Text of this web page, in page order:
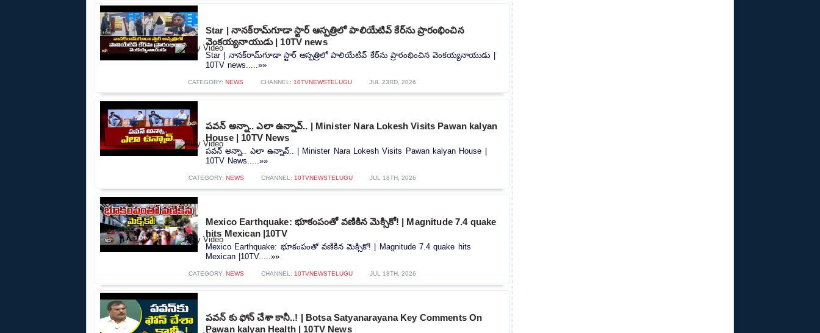
Star | నానక్‌రామ్‌గూడా స్టార్ ఆస్పత్రిలో పాలియేటివ్ కేర్‌ను ప్రారంభించిన
వెంకయ్యనాయుడు | 10TV news
Star | నానక్‌రామ్‌గూడా స్టార్ ఆస్పత్రిలో పాలియేటివ్ కేర్‌ను ప్రారంభించిన వెంకయ్యనాయుడు |
10TV news.....»»
CATEGORY: NEWS CHANNEL: 10TVNEWSTELUGU JUL 23RD, 2026
పవన్ అన్నా.. ఎలా ఉన్నావ్.. | Minister Nara Lokesh Visits Pawan kalyan
House | 10TV News
పవన్ అన్నా.. ఎలా ఉన్నావ్.. | Minister Nara Lokesh Visits Pawan kalyan House |
10TV News.....»»
CATEGORY: NEWS CHANNEL: 10TVNEWSTELUGU JUL 18TH, 2026
Mexico Earthquake: భూకంపంతో వణికిన మెక్సికో! | Magnitude 7.4 quake
hits Mexican |10TV
Mexico Earthquake: భూకంపంతో వణికిన మెక్సికో! | Magnitude 7.4 quake hits
Mexican |10TV.....»»
CATEGORY: NEWS CHANNEL: 10TVNEWSTELUGU JUL 18TH, 2026
పవన్ కు ఫోన్ చేశా కానీ..! | Botsa Satyanarayana Key Comments On
Pawan kalyan Health | 10TV News